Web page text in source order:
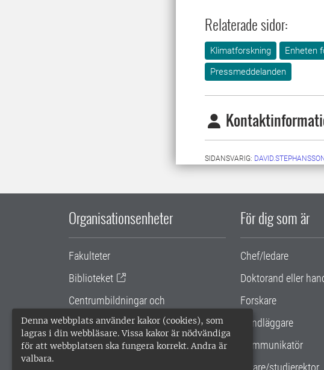
Denna webbplats använder kakor (cookies), som
lagras i din webbläsare. Vissa kakor är nödvändiga
för att webbplatsen ska fungera korrekt. Andra är
valbara.
Relaterade sidor:
Klimatforskning Enheten
Pressmeddelanden
SIDANSVARIG:
Organisationsenheter
Fakulteter
Biblioteket
Centrumbildningar och
samarbetsprojekt
Gemensamma verksamhetsstödet
För dig som är
Chef/ledare
Doktorand eller
Forskare
Handläggare
Kommunikatör
Lärare/studierektor